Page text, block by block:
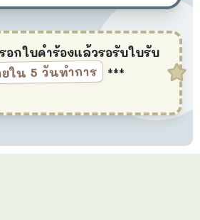
กใบคำร้องแล้วรอรับใบรับ
ยใน 5 วันทำการ ***